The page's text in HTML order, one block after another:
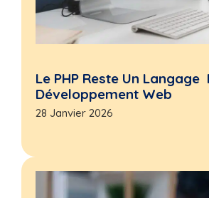
Le PHP Reste Un Langage
Développement Web
28 Janvier 2026